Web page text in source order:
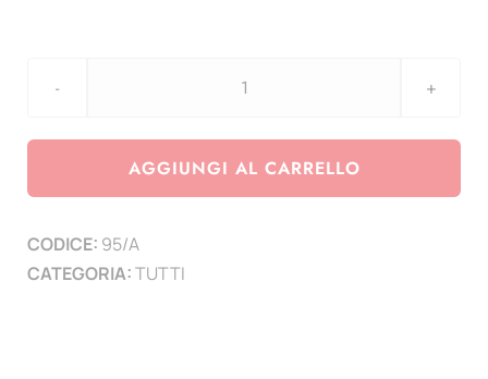
Copertina
quantità
AGGIUNGI AL CARRELLO
CODICE: 95/A
CATEGORIA:TUTTI